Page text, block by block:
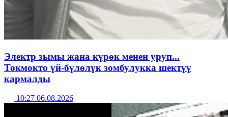
Электр зымы жана күрөк менен уруп...
Токмокто үй-бүлөлүк зомбулукка шектүү
кармалды
10:27 06.08.2026